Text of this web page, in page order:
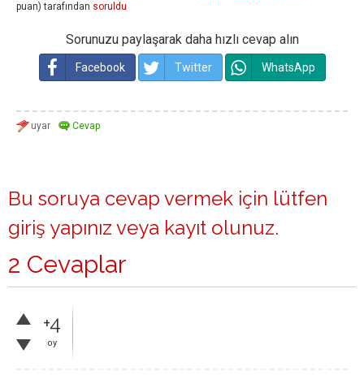
puan) tarafından soruldu
Sorunuzu paylaşarak daha hızlı cevap alın
Facebook Twitter WhatsApp
Bu soruya cevap vermek için lütfen
giriş yapınız veya kayıt olunuz.
2 Cevaplar
+4
oy